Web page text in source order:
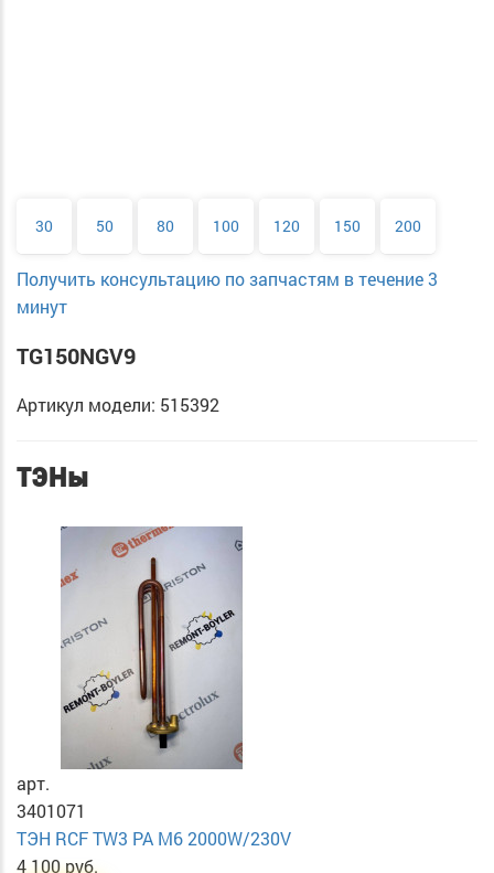
30 50 80 100 120 150 200
Получить консультацию по запчастям в течение 3
минут
TG150NGV9
Артикул модели: 515392
ТЭНы
арт.
3401071
ТЭН RСF TW3 PA М6 2000W/230V
4 100 руб.